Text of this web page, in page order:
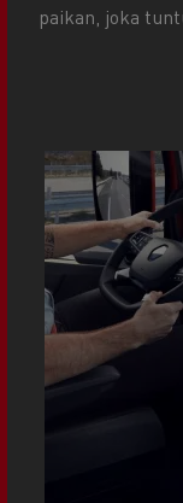
paikan, joka